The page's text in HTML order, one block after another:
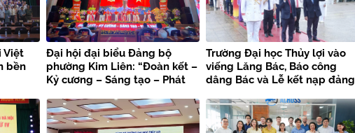
Việt
bền
Đại hội đại biểu Đảng bộ
phường Kim Liên: “Đoàn kết –
Kỷ cương – Sáng tạo – Phát
Trường Đại học Thủy lợi vào
viếng Lăng Bác, Báo công
dâng Bác và Lễ kết nạp đảng
kiện trọng đại